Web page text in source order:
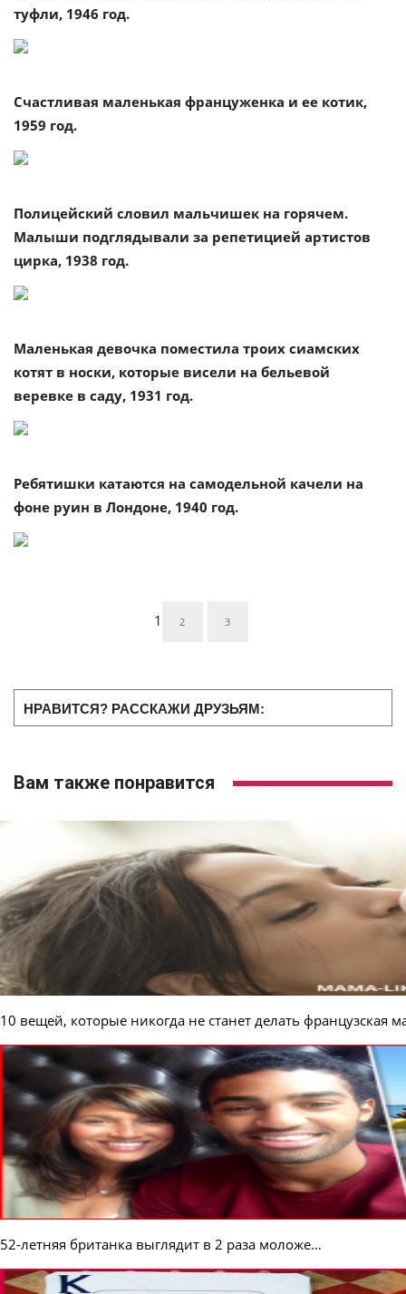
туфли, 1946 год.
Счастливая маленькая француженка и ее котик,
1959 год.
Полицейский словил мальчишек на горячем.
Малыши подглядывали за репетицией артистов
цирка, 1938 год.
Маленькая девочка поместила троих сиамских
котят в носки, которые висели на бельевой
веревке в саду, 1931 год.
Ребятишки катаются на самодельной качели на
фоне руин в Лондоне, 1940 год.
1 2 3
НРАВИТСЯ? РАССКАЖИ ДРУЗЬЯМ:
Вам также понравится
10 вещей, которые никогда не станет делать французская
52-летняя британка выглядит в 2 раза моложе…